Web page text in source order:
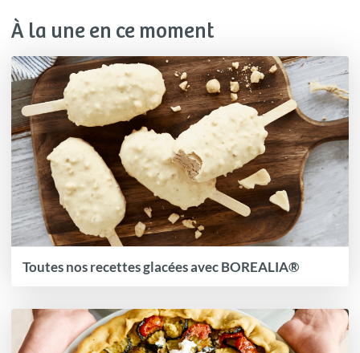
À la une en ce moment
Toutes nos recettes glacées avec BOREALIA®